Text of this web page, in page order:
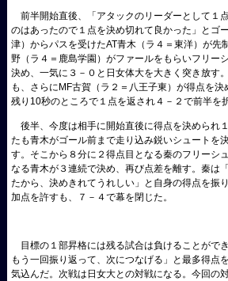
前半開始直後、「アタックのリーダーとして１
のはあったので１点を決め切れて良かった」とゴ
津）からパスを受けたAT青木（ラ４＝東洋）が先
野（ラ４＝鹿島学園）がファールをもらいフリー
決め、一気に３－０と日女体大を大きく突き放す
も、さらにMF古賀（ラ２＝八王子東）が得点を
残り10秒のところで１点を返され４－２で前半を
後半、今度は相手に開始直後に得点を決められ
たも青木がゴール前まで走り込み鋭いシュートを
す。そこから８分に２得点目となる秦のフリーシ
なる青木が３連続で決め、再び点差を離す。秦は
たから、決めきれてうれしい」と自身の得点を振
加点を許すも、７－４で幕を閉じた。
目標の１部昇格には残る試合は負けることがで
もう一回振り返って、次につなげる」と最多得点
気込んだ。次戦は日女大との対戦になる。今回の